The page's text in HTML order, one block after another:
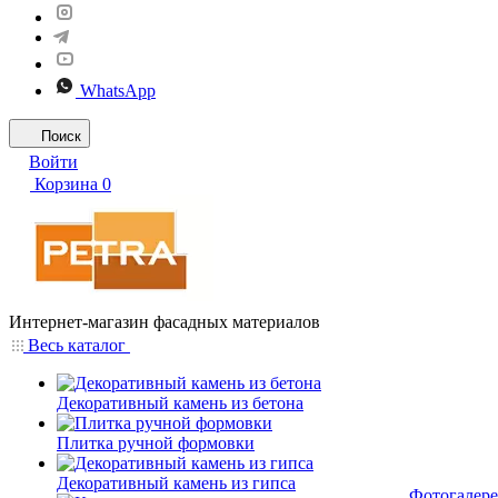
WhatsApp
Поиск
Войти
Корзина 0
Интернет-магазин фасадных материалов
Весь каталог
Декоративный камень из бетона
Плитка ручной формовки
Декоративный камень из гипса